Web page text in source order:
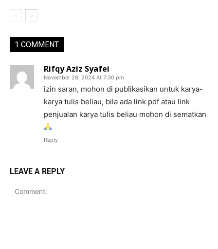
1 COMMENT
Rifqy Aziz Syafei
November 28, 2024 At 7:30 pm
izin saran, mohon di publikasikan untuk karya-
karya tulis beliau, bila ada link pdf atau link
penjualan karya tulis beliau mohon di sematkan
Reply
LEAVE A REPLY